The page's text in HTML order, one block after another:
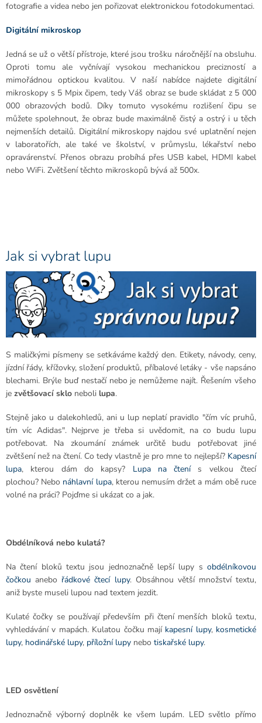
fotografie a videa nebo jen pořizovat elektronickou fotodokumentaci.
Digitální mikroskop
Jedná se už o větší přístroje, které jsou trošku náročnější na obsluhu.
Oproti tomu ale vyčnívají vysokou mechanickou precizností a
mimořádnou optickou kvalitou. V naší nabídce najdete digitální
mikroskopy s 5 Mpix čipem, tedy Váš obraz se bude skládat z 5 000
000 obrazových bodů. Díky tomuto vysokému rozlišení čipu se
můžete spolehnout, že obraz bude maximálně čistý a ostrý i u těch
nejmenších detailů. Digitální mikroskopy najdou své uplatnění nejen
v laboratořích, ale také ve školství, v průmyslu, lékařství nebo
opravárenství. Přenos obrazu probíhá přes USB kabel, HDMI kabel
nebo WiFi. Zvětšení těchto mikroskopů bývá až 500x.
Jak si vybrat lupu
S maličkými písmeny se setkáváme každý den. Etikety, návody, ceny,
jízdní řády, křížovky, složení produktů, příbalové letáky - vše napsáno
blechami. Brýle buď nestačí nebo je nemůžeme najít. Řešením všeho
je zvětšovací sklo neboli lupa.
Stejně jako u dalekohledů, ani u lup neplatí pravidlo "čím víc pruhů,
tím víc Adidas". Nejprve je třeba si uvědomit, na co budu lupu
potřebovat. Na zkoumání známek určitě budu potřebovat jiné
zvětšení než na čtení. Co tedy vlastně je pro mne to nejlepší? Kapesní
lupa, kterou dám do kapsy? Lupa na čtenís velkou čtecí
plochou? Nebo náhlavní lupa, kterou nemusím držet a mám obě ruce
volné na práci? Pojďme si ukázat co a jak.
Obdélníková nebo kulatá?
Na čtení bloků textu jsou jednoznačně lepší lupy s obdélníkovou
čočkou anebo řádkové čtecí lupy. Obsáhnou větší množství textu,
aniž byste museli lupou nad textem jezdit.
Kulaté čočky se používají především při čtení menších bloků textu,
vyhledávání v mapách. Kulatou čočku mají kapesní lupy, kosmetické
lupy, hodinářské lupy, příložní lupy nebo tiskařské lupy.
LED osvětlení
Jednoznačně výborný doplněk ke všem lupám. LED světlo přímo